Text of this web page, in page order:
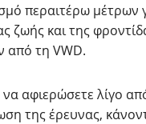
περαιτέρω μέτρων
ζωής και της
από τη VWD.
αφιερώσετε λίγο
της έρευνας,